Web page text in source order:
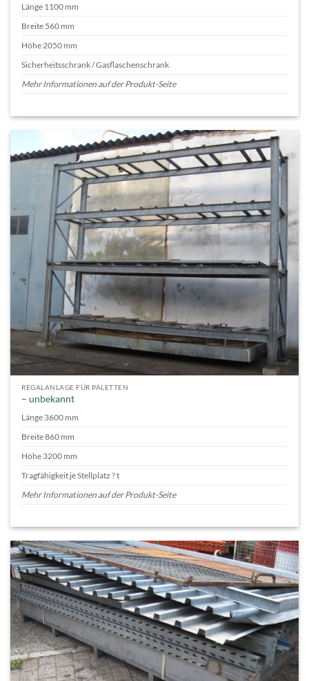
Länge 1100 mm
Breite 560 mm
Höhe 2050 mm
Sicherheitsschrank / Gasflaschenschrank
Mehr Informationen auf der Produkt-Seite
REGALANLAGE FÜR PALETTEN
– unbekannt
Länge 3600 mm
Breite 860 mm
Höhe 3200 mm
Tragfähigkeit je Stellplatz ? t
Mehr Informationen auf der Produkt-Seite